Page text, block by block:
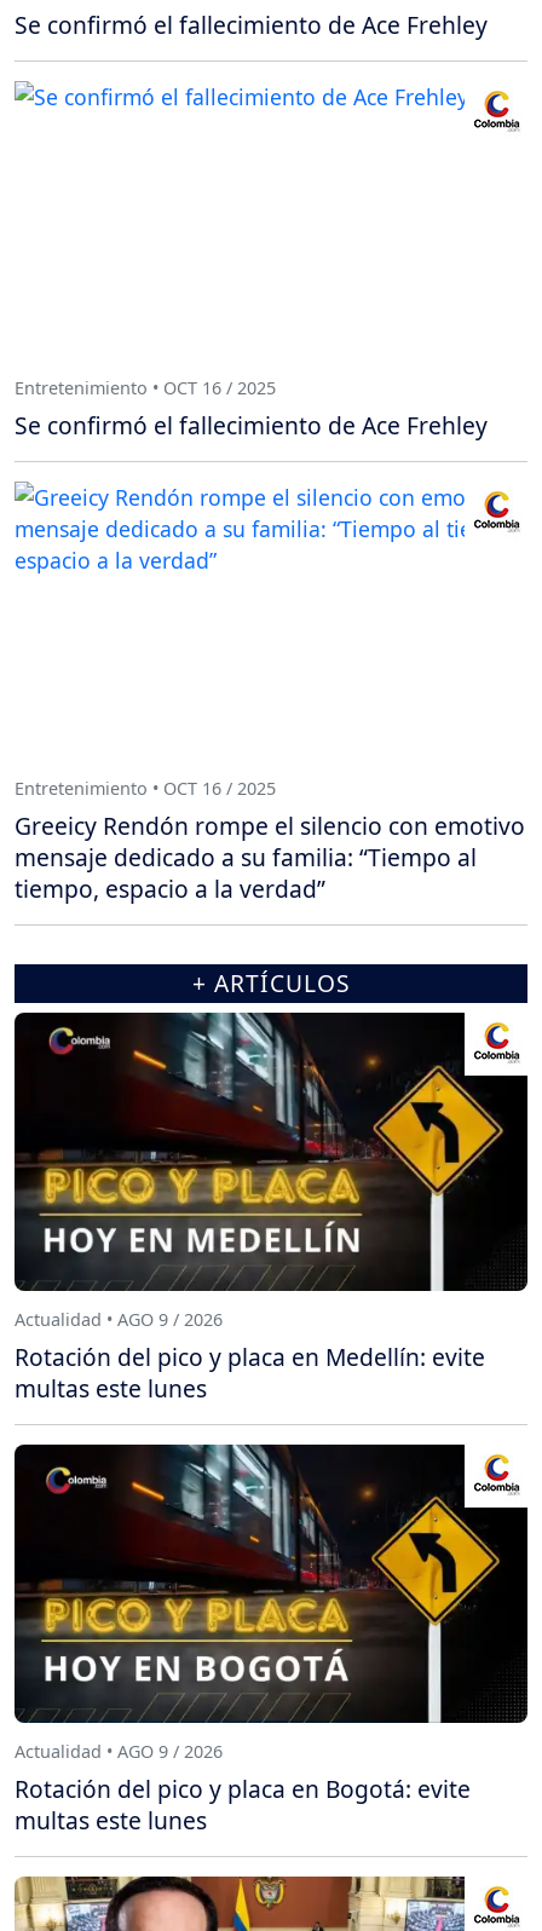
Se confirmó el fallecimiento de Ace Frehley
Entretenimiento • OCT 16 / 2025
Se confirmó el fallecimiento de Ace Frehley
Entretenimiento • OCT 16 / 2025
Greeicy Rendón rompe el silencio con emotivo
mensaje dedicado a su familia: “Tiempo al
tiempo, espacio a la verdad”
+ ARTÍCULOS
Actualidad • AGO 9 / 2026
Rotación del pico y placa en Medellín: evite
multas este lunes
Actualidad • AGO 9 / 2026
Rotación del pico y placa en Bogotá: evite
multas este lunes